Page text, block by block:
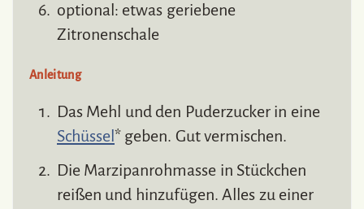
optional: etwas geriebene
Zitronenschale
Anleitung
Das Mehl und den Puderzucker in eine
Schüssel * geben. Gut vermischen.
Die Marzipanrohmasse in Stückchen
reißen und hinzufügen. Alles zu einer